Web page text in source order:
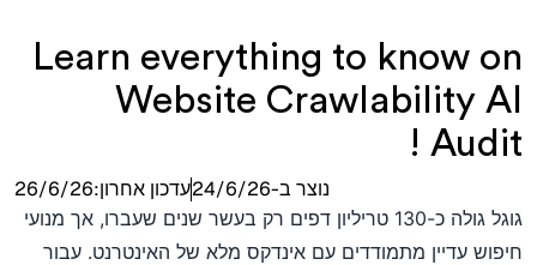
Learn everything to know on
Website Crawlability AI
Audit !
נוצר ב-24/6/26עדכון אחרון:26/6/26
גוגל גולה כ-130 טריליון דפים רק בעשר שנים שעברו, אך מנועי
חיפוש עדיין מתמודדים עם אינדקס מלא של האינטרנט. עבור